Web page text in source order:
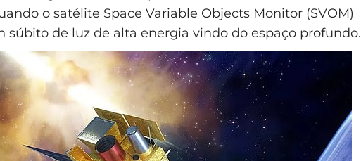
o satélite Space Variable Objects Monitor (SVOM)
súbito de luz de alta energia vindo do espaço profundo.